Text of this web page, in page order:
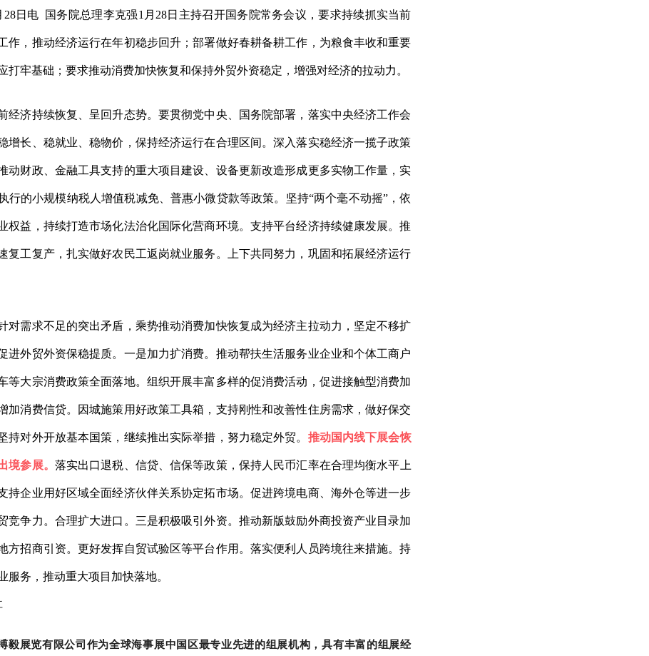
28日电 国务院总理李克强1月28日主持召开国务院常务会议，要求持续抓实当前
作，推动经济运行在年初稳步回升；部署做好春耕备耕工作，为粮食丰收和重要
打牢基础；要求推动消费加快恢复和保持外贸外资稳定，增强对经济的拉动力。
经济持续恢复、呈回升态势。要贯彻党中央、国务院部署，落实中央经济工作会
增长、稳就业、稳物价，保持经济运行在合理区间。深入落实稳经济一揽子政策
动财政、金融工具支持的重大项目建设、设备更新改造形成更多实物工作量，实
行的小规模纳税人增值税减免、普惠小微贷款等政策。坚持“两个毫不动摇”，依
权益，持续打造市场化法治化国际化营商环境。支持平台经济持续健康发展。推
复工复产，扎实做好农民工返岗就业服务。上下共同努力，巩固和拓展经济运行
对需求不足的突出矛盾，乘势推动消费加快恢复成为经济主拉动力，坚定不移扩
进外贸外资保稳提质。一是加力扩消费。推动帮扶生活服务业企业和个体工商户
等大宗消费政策全面落地。组织开展丰富多样的促消费活动，促进接触型消费加
加消费信贷。因城施策用好政策工具箱，支持刚性和改善性住房需求，做好保交
持对外开放基本国策，继续推出实际举措，努力稳定外贸。 推动国内线下展会恢
境参展。 落实出口退税、信贷、信保等政策，保持人民币汇率在合理均衡水平上
持企业用好区域全面经济伙伴关系协定拓市场。促进跨境电商、海外仓等进一步
竞争力。合理扩大进口。三是积极吸引外资。推动新版鼓励外商投资产业目录加
方招商引资。更好发挥自贸试验区等平台作用。落实便利人员跨境往来措施。持
服务，推动重大项目加快落地。
毅展览有限公司作为全球海事展中国区最专业先进的组展机构，具有丰富的组展经